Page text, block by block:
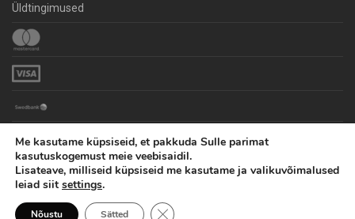
Üldtingimused
© 2026 | Kõik õigused kaitstud | carXpro
Me kasutame küpsiseid, et pakkuda Sulle parimat
kasutuskogemust meie veebisaidil.
Lisateave, milliseid küpsiseid me kasutame ja valikuvõimalused
leiad siit settings.
Nõustu Sätted Close GDPR Cookie Banner